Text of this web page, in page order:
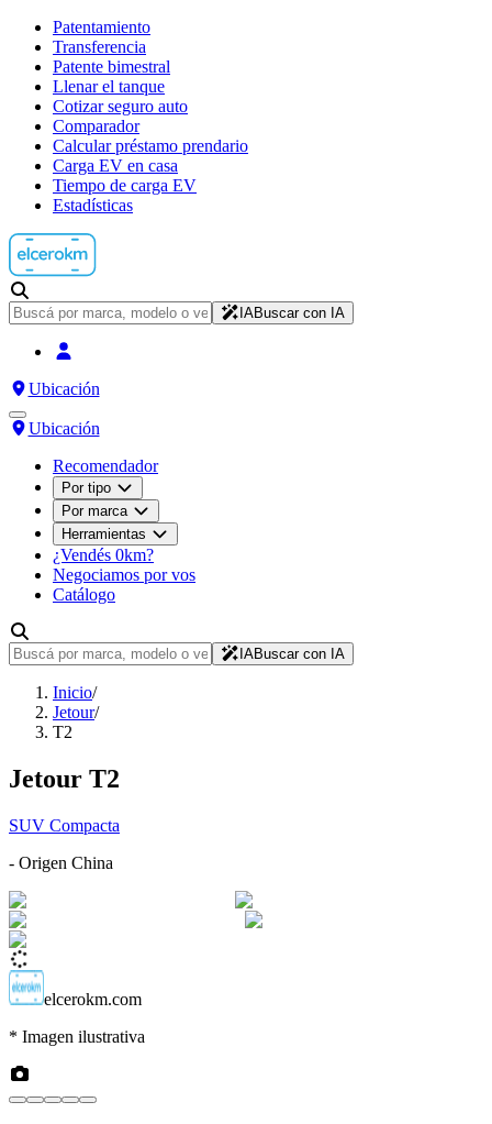
Patentamiento
Transferencia
Patente bimestral
Llenar el tanque
Cotizar seguro auto
Comparador
Calcular préstamo prendario
Carga EV en casa
Tiempo de carga EV
Estadísticas
IABuscar con IA
Ubicación
Ubicación
Recomendador
Por tipo
Por marca
Herramientas
¿Vendés 0km?
Negociamos por vos
Catálogo
IABuscar con IA
Inicio/
Jetour/
T2
Jetour T2
SUV Compacta
- Origen China
elcerokm.com
* Imagen ilustrativa